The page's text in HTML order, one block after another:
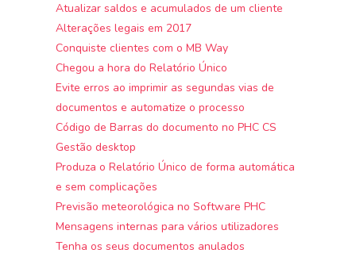
Atualizar saldos e acumulados de um cliente
Alterações legais em 2017
Conquiste clientes com o MB Way
Chegou a hora do Relatório Único
Evite erros ao imprimir as segundas vias de
documentos e automatize o processo
Código de Barras do documento no PHC CS
Gestão desktop
Produza o Relatório Único de forma automática
e sem complicações
Previsão meteorológica no Software PHC
Mensagens internas para vários utilizadores
Tenha os seus documentos anulados